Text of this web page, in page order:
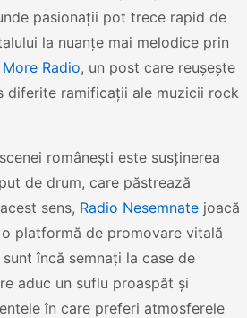
pasionații pot trece rapid de
la nuanțe mai melodice prin
Radio, un post care reușește
diferite ramificații ale muzicii rock
românești este susținerea
de drum, care păstrează
sens, Radio Nesemnate joacă
platformă de promovare vitală
încă semnați la case de
aduc un suflu proaspăt și
în care preferi atmosferele